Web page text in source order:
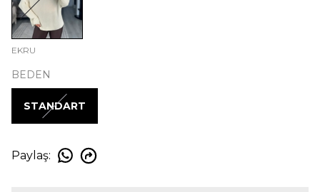
EKRU
BEDEN
STANDART
Paylaş: